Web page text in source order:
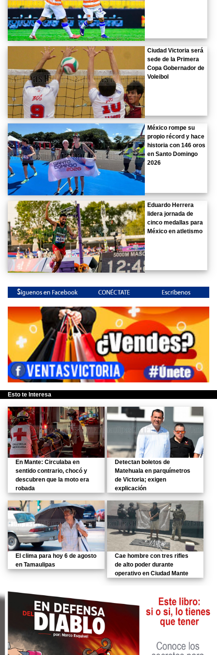
Ciudad Victoria será
sede de la Primera
Copa Gobernador de
Voleibol
México rompe su
propio récord y hace
historia con 146 oros
en Santo Domingo
2026
Eduardo Herrera
lidera jornada de
cinco medallas para
México en atletismo
Esto te Interesa
En Mante: Circulaba en
sentido contrario, chocó y
descubren que la moto era
robada
Detectan boletos de
Matehuala en parquímetros
de Victoria; exigen
explicación
El clima para hoy 6 de agosto
en Tamaulipas
Cae hombre con tres rifles
de alto poder durante
operativo en Ciudad Mante